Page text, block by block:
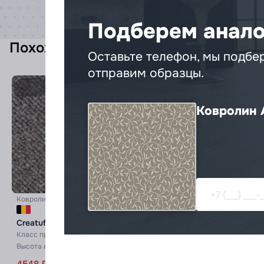
Подберем
Оставьте телефон, мы
отправим образцы.
Ковролин
Похожие товары
Ковролин
Creatuft Alfa Alfa 45
Класс применения:23
Высота ворса :
Ковролин Creatuft
Класс применения:23